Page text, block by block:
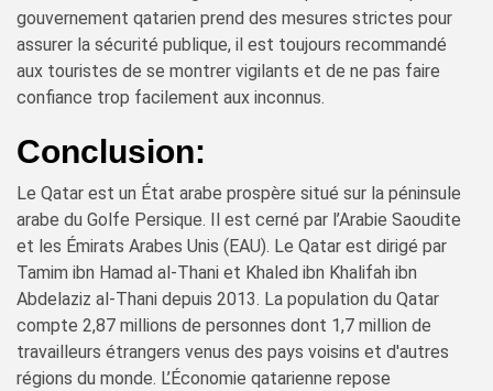
gouvernement qatarien prend des mesures strictes pour
assurer la sécurité publique, il est toujours recommandé
aux touristes de se montrer vigilants et de ne pas faire
confiance trop facilement aux inconnus.
Conclusion:
Le Qatar est un État arabe prospère situé sur la péninsule
arabe du Golfe Persique. Il est cerné par l’Arabie Saoudite
et les Émirats Arabes Unis (EAU). Le Qatar est dirigé par
Tamim ibn Hamad al-Thani et Khaled ibn Khalifah ibn
Abdelaziz al-Thani depuis 2013. La population du Qatar
compte 2,87 millions de personnes dont 1,7 million de
travailleurs étrangers venus des pays voisins et d'autres
régions du monde. L’Économie qatarienne repose